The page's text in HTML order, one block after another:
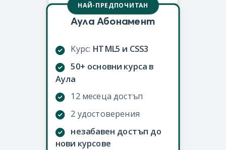
НАЙ-ПРЕДПОЧИТАН
Аула Абонамент
Kурс: HTML5 и CSS3
50+ основни курса в
Аула
12 месеца достъп
2 удостоверения
незабавен достъп до
нови курсове